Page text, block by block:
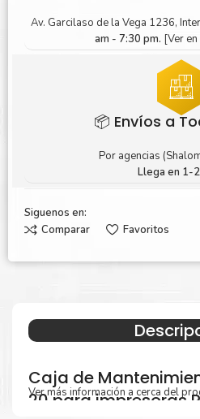
Av. Garcilaso de la Vega 1236,
am - 7:30 pm. [Ver
📦 Envíos a
Por agencias
Llega en 1-
Siguenos en:
Comparar
Favoritos
Caja de
20 para impresoras
Ver más información a cerca del